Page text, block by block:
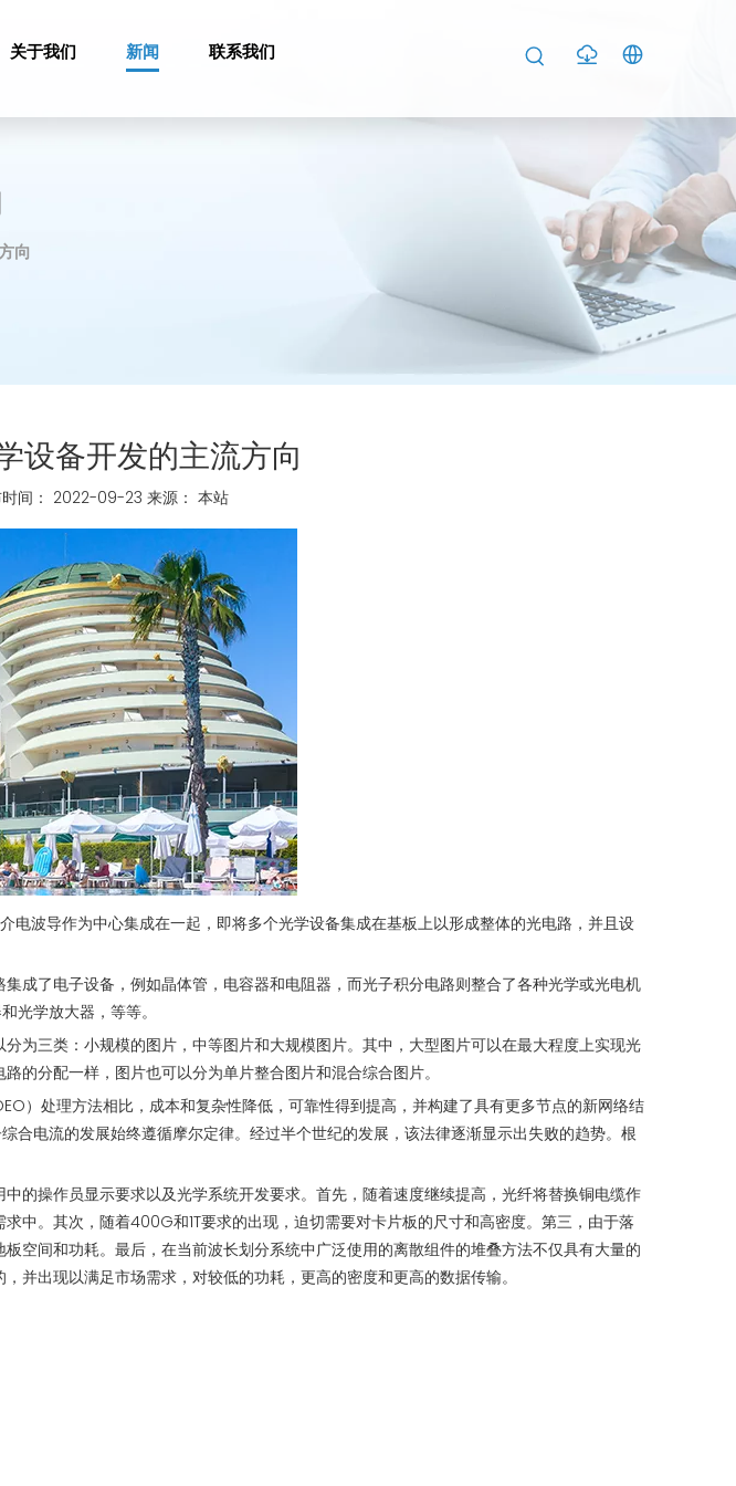
关于我们 新闻 联系我们
向
设备开发的主流方向
间： 2022-09-23 来源： 本站
波导作为中心集成在一起，即将多个光学设备集成在基板上以形成整体的光电路，并且设
成了电子设备，例如晶体管，电容器和电阻器，而光子积分电路则整合了各种光学或光电机
光学放大器，等等。
为三类：小规模的图片，中等图片和大规模图片。其中，大型图片可以在最大程度上实现光
的分配一样，图片也可以分为单片整合图片和混合综合图片。
）处理方法相比，成本和复杂性降低，可靠性得到提高，并构建了具有更多节点的新网络结
合电流的发展始终遵循摩尔定律。经过半个世纪的发展，该法律逐渐显示出失败的趋势。根
的操作员显示要求以及光学系统开发要求。首先，随着速度继续提高，光纤将替换铜电缆作
中。其次，随着400G和1T要求的出现，迫切需要对卡片板的尺寸和高密度。第三，由于落
空间和功耗。最后，在当前波长划分系统中广泛使用的离散组件的堆叠方法不仅具有大量的
并出现以满足市场需求，对较低的功耗，更高的密度和更高的数据传输。